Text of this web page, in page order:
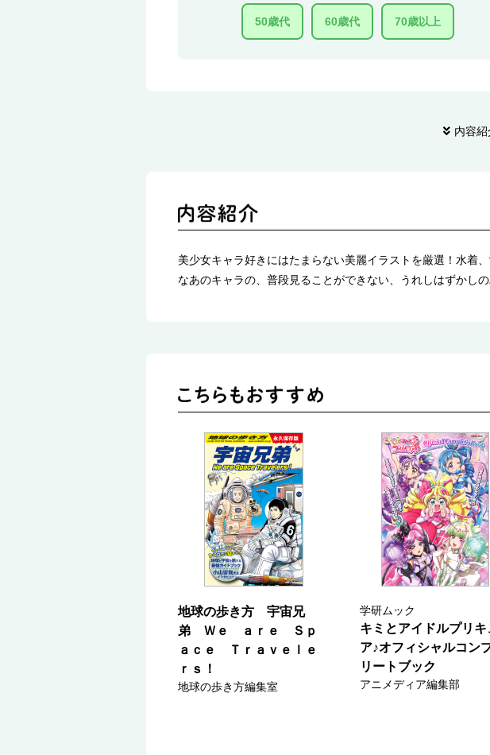
50歳代 60歳代 70歳以上
内容紹
美少女キャラ好きにはたまらない美麗イラストを厳選！水着
なあのキャラの、普段見ることができない、うれしはずかし
地球の歩き方 宇宙兄
弟 Ｗｅ ａｒｅ Ｓｐ
ａｃｅ Ｔｒａｖｅｌｅ
ｒｓ！
地球の歩き方編集室
学研ムック
キミとアイドルプリキ
ア♪オフィシャルコン
リートブック
アニメディア編集部